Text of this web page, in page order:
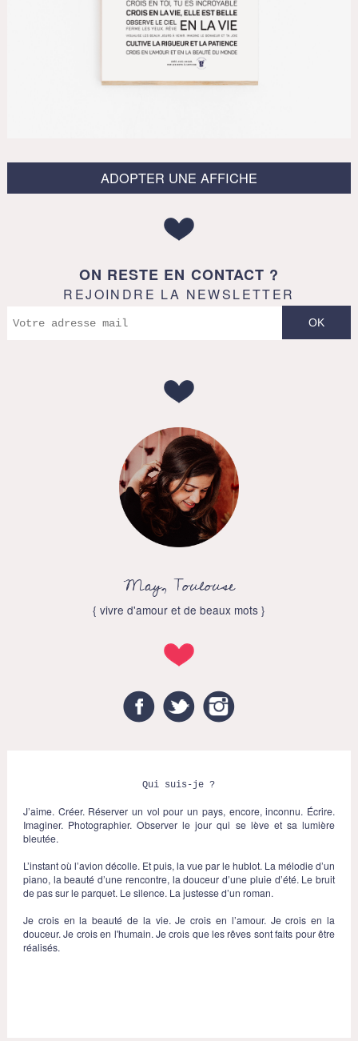
ADOPTER UNE AFFICHE
ON RESTE EN CONTACT ?
REJOINDRE LA NEWSLETTER
May, Toulouse
{ vivre d'amour et de beaux mots }
FacebookTwitter
Qui suis-je ?
J’aime. Créer. Réserver un vol pour un pays, encore, inconnu. Écrire.
Imaginer. Photographier. Observer le jour qui se lève et sa lumière
bleutée.
L’instant où l’avion décolle. Et puis, la vue par le hublot. La mélodie d’un
piano, la beauté d’une rencontre, la douceur d’une pluie d’été. Le bruit
de pas sur le parquet. Le silence. La justesse d’un roman.
Je crois en la beauté de la vie. Je crois en l’amour. Je crois en la
douceur. Je crois en l'humain. Je crois que les rêves sont faits pour être
réalisés.